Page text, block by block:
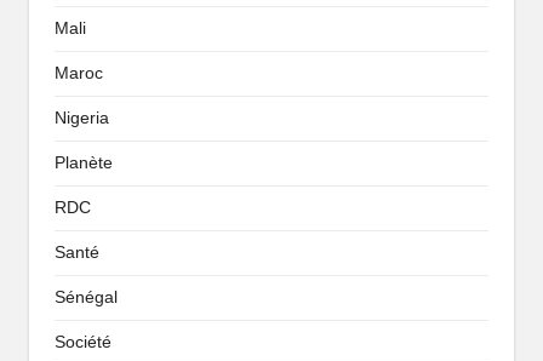
Mali
Maroc
Nigeria
Planète
RDC
Santé
Sénégal
Société